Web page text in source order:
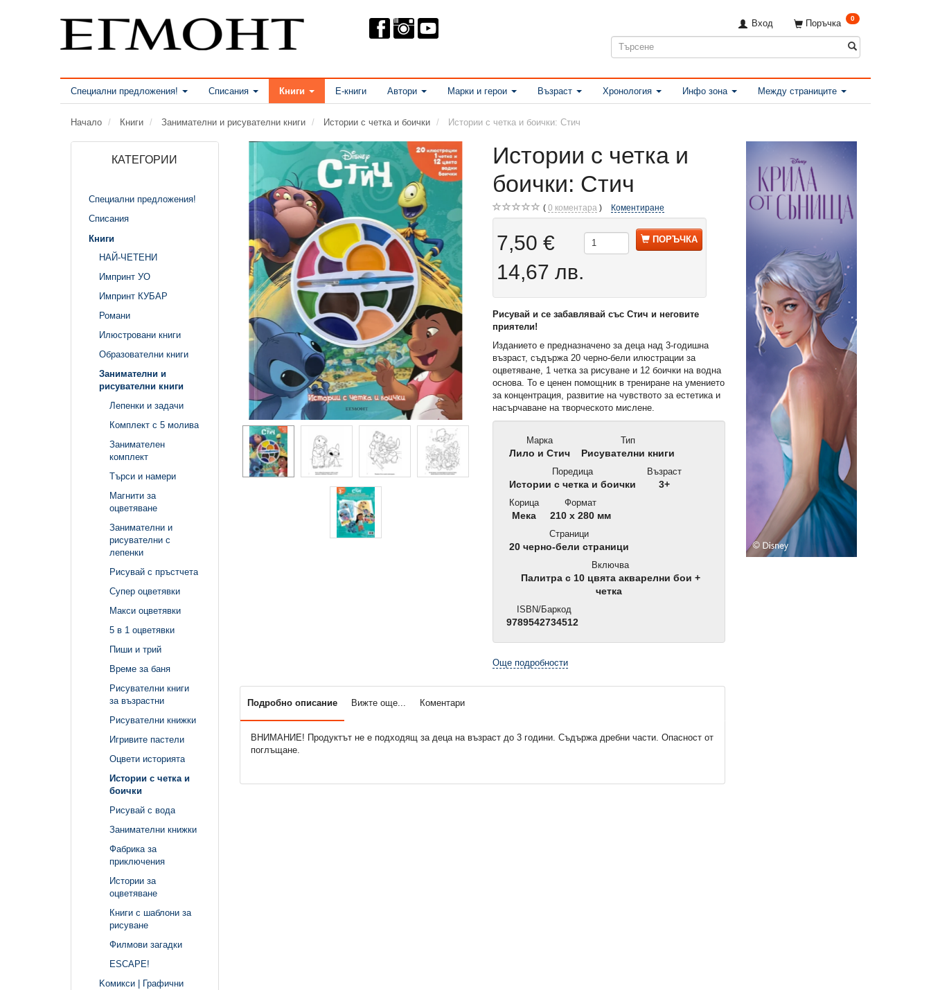
Поръчка 0
Вход
Специални предложения! Списания Книги Е-книги Автори Марки и герои Възраст Хронология Инфо зона Между страниците
Начало Книги Занимателни и рисувателни книги Истории с четка и боички Истории с четка и боички: Стич
КАТЕГОРИИ
Специални предложения!
Списания
Книги
НАЙ-ЧЕТЕНИ
Импринт УО
Импринт КУБАР
Романи
Илюстровани книги
Образователни книги
Занимателни и
рисувателни книги
Лепенки и задачи
Комплект с 5 молива
Занимателен
комплект
Търси и намери
Магнити за
оцветяване
Занимателни и
рисувателни с
лепенки
Рисувай с пръстчета
Супер оцветявки
Макси оцветявки
5 в 1 оцветявки
Пиши и трий
Време за баня
Рисувателни книги
за възрастни
Рисувателни книжки
Игривите пастели
Оцвети историята
Истории с четка и
боички
Рисувай с вода
Занимателни книжки
Фабрика за
приключения
Истории за
оцветяване
Книги с шаблони за
рисуване
Филмови загадки
ЕSCAPE!
Kомикси | Графични
Истории с четка и
боички: Стич
0 коментара Коментиране
7,50 €
14,67 лв.
ПОРЪЧКА
Рисувай и се забавлявай със Стич и неговите
приятели!
Изданието е предназначено за деца над 3-годишна
възраст, съдържа 20 черно-бели илюстрации за
оцветяване, 1 четка за рисуване и 12 боички на водна
основа. То е ценен помощник в трениране на умението
за концентрация, развитие на чувството за естетика и
насърчаване на творческото мислене.
Марка
Лило и Стич
Тип
Рисувателни книги
Поредица
Истории с четка и боички
Възраст
3+
Корица
Мека
Формат
210 x 280 мм
Страници
20 черно-бели страници
Включва
Палитра с 10 цвята акварелни бои +
четка
ISBN/Баркод
9789542734512
Още подробности
Подробно описание Вижте още... Коментари
ВНИМАНИЕ! Продуктът не е подходящ за деца на възраст до 3 години. Съдържа дребни части. Опасност от
поглъщане.